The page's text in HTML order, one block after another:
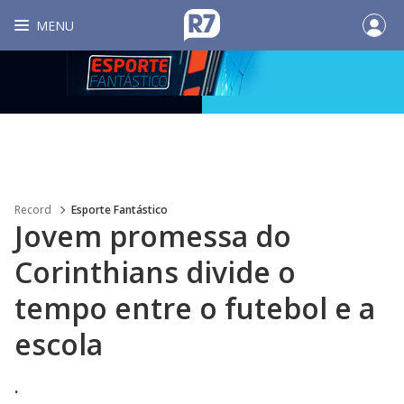
MENU
Record Esporte Fantástico
Jovem promessa do
Corinthians divide o
tempo entre o futebol e a
escola
.